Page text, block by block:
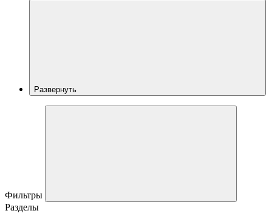
Развернуть
Фильтры
Разделы